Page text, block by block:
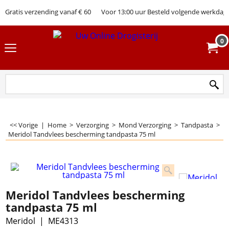
Gratis verzending vanaf € 60 Voor 13:00 uur Besteld volgende werkdag
0
<< Vorige | Home > Verzorging > Mond Verzorging > Tandpasta >
Meridol Tandvlees bescherming tandpasta 75 ml
Meridol Tandvlees bescherming
tandpasta 75 ml
Meridol ME4313